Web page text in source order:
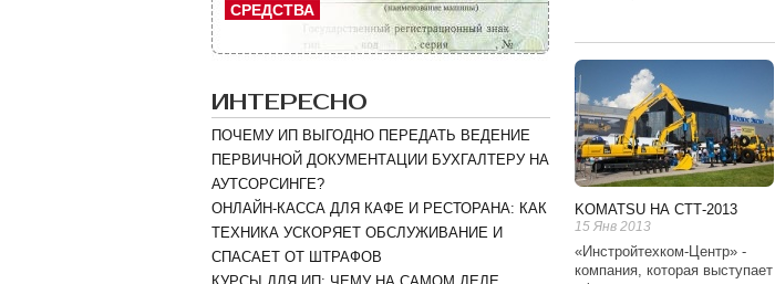
KOMATSU НА СТТ-2013
15 Янв 2013
«Инстройтехком-Центр» -
компания, которая выступает
СРЕДСТВА
ИНТЕРЕСНО
ПОЧЕМУ ИП ВЫГОДНО ПЕРЕДАТЬ ВЕДЕНИЕ
ПЕРВИЧНОЙ ДОКУМЕНТАЦИИ БУХГАЛТЕРУ НА
АУТСОРСИНГЕ?
ОНЛАЙН-КАССА ДЛЯ КАФЕ И РЕСТОРАНА: КАК
ТЕХНИКА УСКОРЯЕТ ОБСЛУЖИВАНИЕ И
СПАСАЕТ ОТ ШТРАФОВ